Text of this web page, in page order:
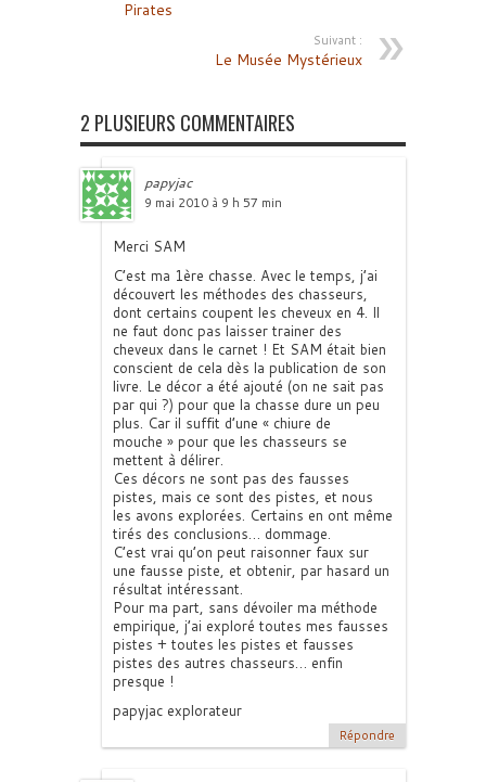
Pirates
Suivant :
Le Musée Mystérieux
2 PLUSIEURS COMMENTAIRES
papyjac
9 mai 2010 à 9 h 57 min
Merci SAM
C’est ma 1ère chasse. Avec le temps, j’ai
découvert les méthodes des chasseurs,
dont certains coupent les cheveux en 4. Il
ne faut donc pas laisser trainer des
cheveux dans le carnet ! Et SAM était bien
conscient de cela dès la publication de son
livre. Le décor a été ajouté (on ne sait pas
par qui ?) pour que la chasse dure un peu
plus. Car il suffit d’une « chiure de
mouche » pour que les chasseurs se
mettent à délirer.
Ces décors ne sont pas des fausses
pistes, mais ce sont des pistes, et nous
les avons explorées. Certains en ont même
tirés des conclusions… dommage.
C’est vrai qu’on peut raisonner faux sur
une fausse piste, et obtenir, par hasard un
résultat intéressant.
Pour ma part, sans dévoiler ma méthode
empirique, j’ai exploré toutes mes fausses
pistes + toutes les pistes et fausses
pistes des autres chasseurs… enfin
presque !
papyjac explorateur
Répondre